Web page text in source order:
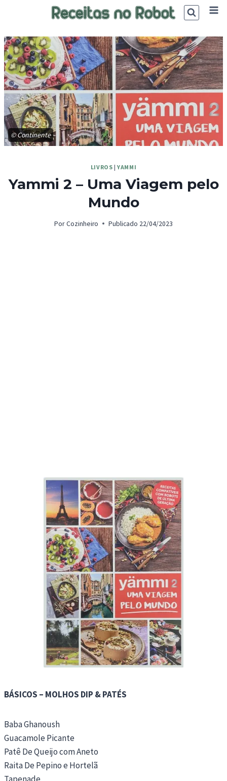
© Continente
LIVROS |YAMMI
Yammi 2 – Uma Viagem pelo
Mundo
Por Cozinheiro Publicado 22/04/2023
BÁSICOS – MOLHOS DIP & PATÉS
Baba Ghanoush
Guacamole Picante
Patê De Queijo com Aneto
Raita De Pepino e Hortelã
Tapenade